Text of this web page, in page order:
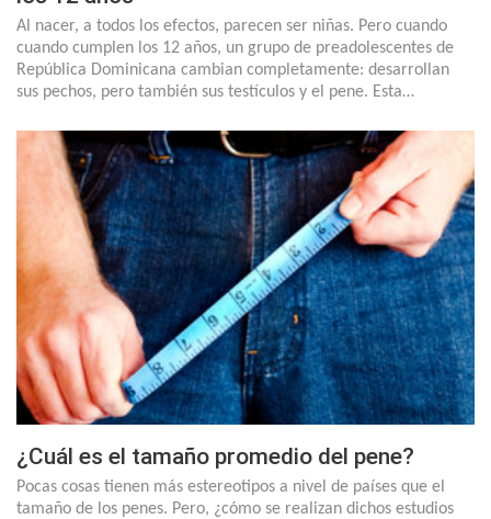
Al nacer, a todos los efectos, parecen ser niñas. Pero cuando
cuando cumplen los 12 años, un grupo de preadolescentes de
República Dominicana cambian completamente: desarrollan
sus pechos, pero también sus testículos y el pene. Esta…
¿Cuál es el tamaño promedio del pene?
Pocas cosas tienen más estereotipos a nivel de países que el
tamaño de los penes. Pero, ¿cómo se realizan dichos estudios